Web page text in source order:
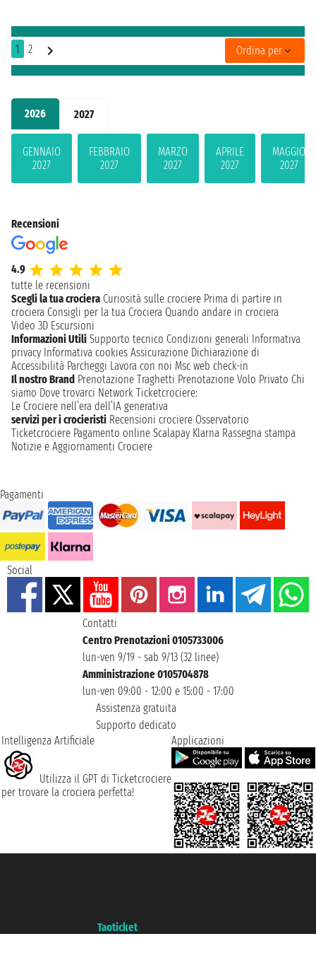
2026 2027
GENNAIO
2027
FEBBRAIO
2027
MARZO
2027
APRILE
2027
MAGGIO
2027
1 2 Ordina per
Recensioni
4.9
tutte le recensioni
Scegli la tua crociera Curiosità sulle crociere Prima di partire in
crociera Consigli per la tua Crociera Quando andare in crociera
Video 3D Escursioni
Informazioni Utili Supporto tecnico Condizioni generali Informativa
privacy Informativa cookies Assicurazione Dichiarazione di
Accessibilità Parcheggi Lavora con noi Msc web check-in
Il nostro Brand Prenotazione Traghetti Prenotazione Volo Privato Chi
siamo Dove trovarci Network Ticketcrociere:
Le Crociere nell’era dell’IA generativa
servizi per i crocieristi Recensioni crociere Osservatorio
Ticketcrociere Pagamento online Scalapay Klarna Rassegna stampa
Notizie e Aggiornamenti Crociere
Pagamenti
Social
Contatti
Centro Prenotazioni 0105733006
lun-ven 9/19 - sab 9/13 (32 linee)
Amministrazione 0105704878
lun-ven 09:00 - 12:00 e 15:00 - 17:00
Assistenza gratuita
Supporto dedicato
Intelligenza Artificiale
Utilizza il GPT di Ticketcrociere
per trovare la crociera perfetta!
Applicazioni
Taoticket